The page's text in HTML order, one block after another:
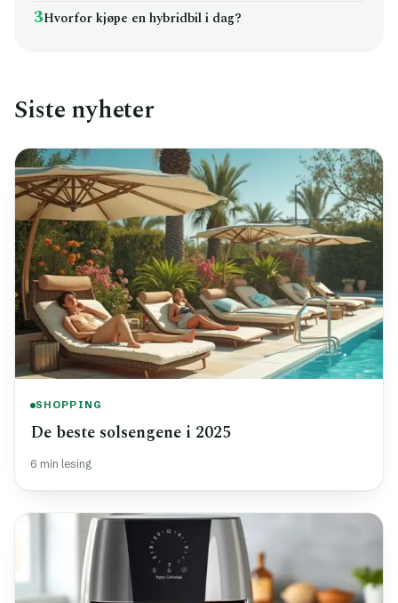
3Hvorfor kjøpe en hybridbil i dag?
Siste nyheter
SHOPPING
De beste solsengene i 2025
6 min lesing